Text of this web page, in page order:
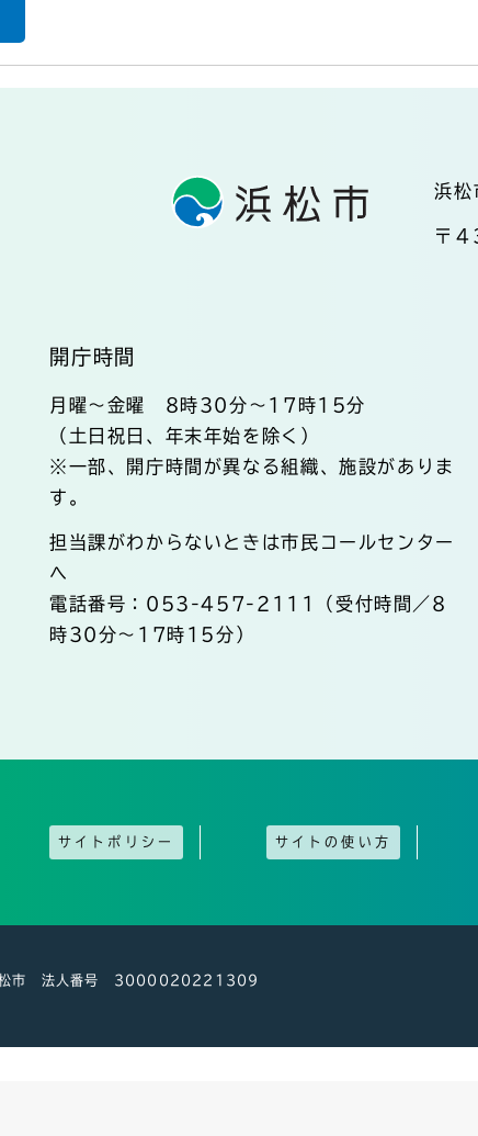
浜松
〒
開庁時間
月曜～金曜 8時30分～17時15分
（土日祝日、年末年始を除く）
※一部、開庁時間が異なる組織、施設がありま
す。
担当課がわからないときは市民コールセンター
へ
電話番号：053-457-2111（受付時間／8
時30分～17時15分）
サイトポリシー サイトの使い方
松市 法人番号 3000020221309